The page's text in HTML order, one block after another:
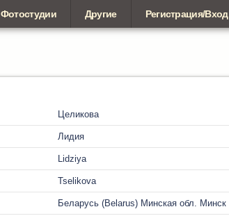
Фотостудии Другие Регистрация/Вход
Целикова
Лидия
Lidziya
Tselikova
Беларусь (Belarus) Минская обл. Минск